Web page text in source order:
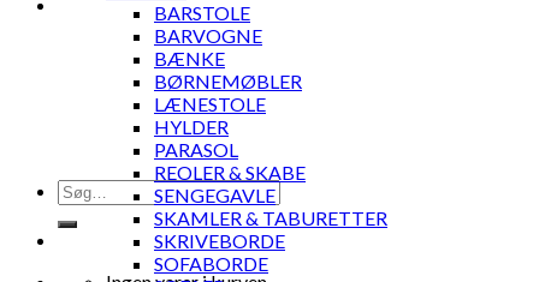
Søg
efter:
BARSTOLE
BARVOGNE
BÆNKE
BØRNEMØBLER
LÆNESTOLE
HYLDER
PARASOL
REOLER & SKABE
SENGEGAVLE
SKAMLER & TABURETTER
SKRIVEBORDE
SOFABORDE